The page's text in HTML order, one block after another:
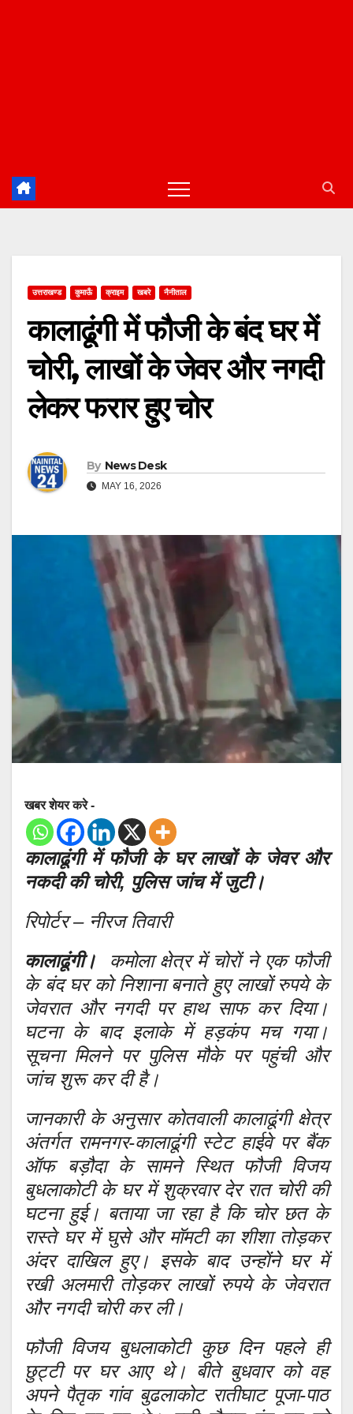
उत्तराखण्ड कुमाऊँ क्राइम खबरे नैनीताल
कालाढूंगी में फौजी के बंद घर में
चोरी, लाखों के जेवर और नगदी
लेकर फरार हुए चोर
By News Desk
MAY 16, 2026
खबर शेयर करे -
कालाढूंगी में फौजी के घर लाखों के जेवर और
नकदी की चोरी, पुलिस जांच में जुटी।
रिपोर्टर – नीरज तिवारी
कालाढूंगी।
कमोला क्षेत्र में चोरों ने एक फौजी
के बंद घर को निशाना बनाते हुए लाखों रुपये के
जेवरात और नगदी पर हाथ साफ कर दिया।
घटना के बाद इलाके में हड़कंप मच गया।
सूचना मिलने पर पुलिस मौके पर पहुंची और
जांच शुरू कर दी है।
जानकारी के अनुसार कोतवाली कालाढूंगी क्षेत्र
अंतर्गत रामनगर-कालाढूंगी स्टेट हाईवे पर बैंक
ऑफ बड़ौदा के सामने स्थित फौजी विजय
बुधलाकोटी के घर में शुक्रवार देर रात चोरी की
घटना हुई। बताया जा रहा है कि चोर छत के
रास्ते घर में घुसे और मॉमटी का शीशा तोड़कर
अंदर दाखिल हुए। इसके बाद उन्होंने घर में
रखी अलमारी तोड़कर लाखों रुपये के जेवरात
और नगदी चोरी कर ली।
फौजी विजय बुधलाकोटी कुछ दिन पहले ही
छुट्टी पर घर आए थे। बीते बुधवार को वह
अपने पैतृक गांव बुढलाकोट रातीघाट पूजा-पाठ